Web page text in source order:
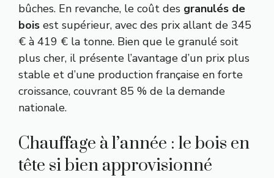
bûches. En revanche, le coût des granulés de
bois est supérieur, avec des prix allant de 345
€ à 419 € la tonne. Bien que le granulé soit
plus cher, il présente l’avantage d’un prix plus
stable et d’une production française en forte
croissance, couvrant 85 % de la demande
nationale.
Chauffage à l’année : le bois en
tête si bien approvisionné